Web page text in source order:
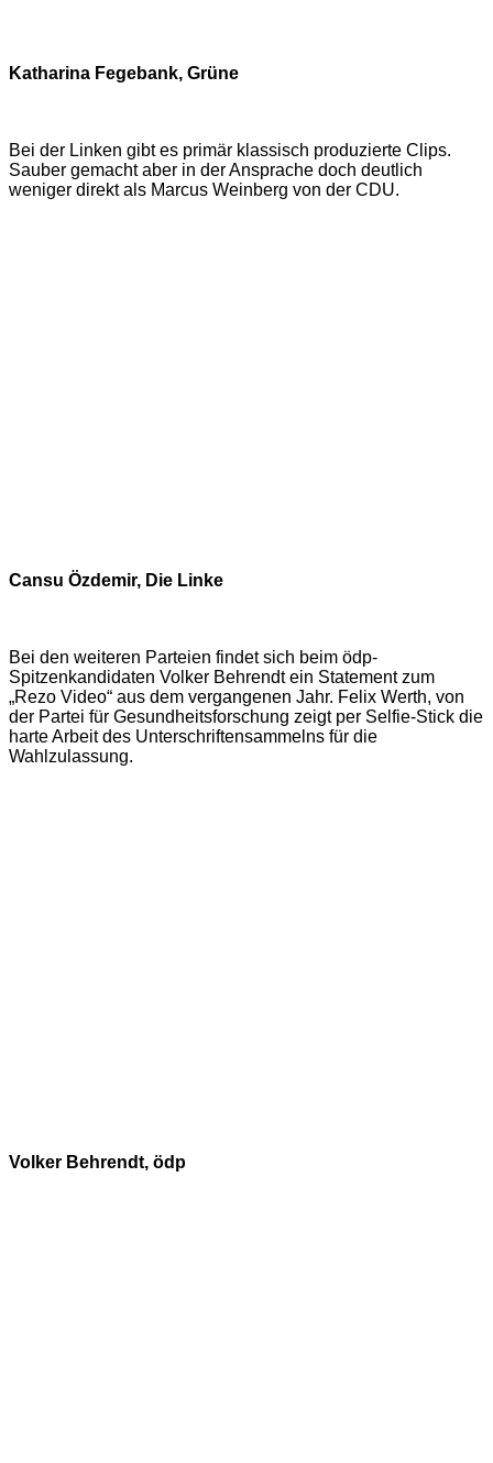
Katharina Fegebank, Grüne
Bei der Linken gibt es primär klassisch produzierte Clips.
Sauber gemacht aber in der Ansprache doch deutlich
weniger direkt als Marcus Weinberg von der CDU.
Cansu Özdemir, Die Linke
Bei den weiteren Parteien findet sich beim ödp-
Spitzenkandidaten Volker Behrendt ein Statement zum
„Rezo Video“ aus dem vergangenen Jahr. Felix Werth, von
der Partei für Gesundheitsforschung zeigt per Selfie-Stick die
harte Arbeit des Unterschriftensammelns für die
Wahlzulassung.
Volker Behrendt, ödp